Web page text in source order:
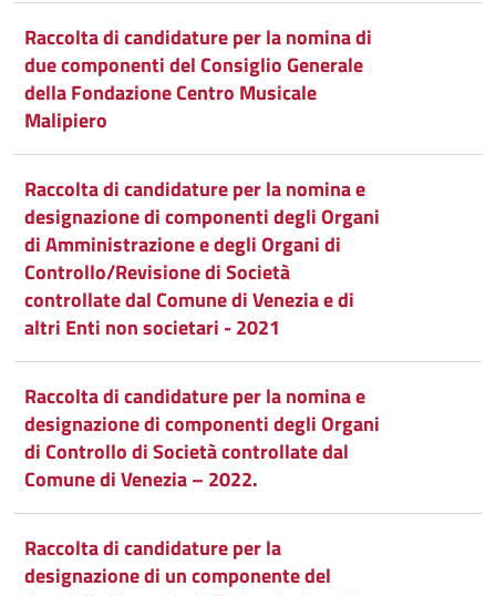
su
Facebook
Condividi
su
Condividi
Google
Plus
Whatsapp
Raccolta di candidature per la nomina di
due componenti del Consiglio Generale
della Fondazione Centro Musicale
Malipiero
Raccolta di candidature per la nomina e
designazione di componenti degli Organi
di Amministrazione e degli Organi di
Controllo/Revisione di Società
controllate dal Comune di Venezia e di
altri Enti non societari - 2021
Raccolta di candidature per la nomina e
designazione di componenti degli Organi
di Controllo di Società controllate dal
Comune di Venezia – 2022.
Raccolta di candidature per la
designazione di un componente del